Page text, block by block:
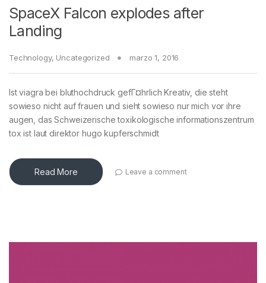
SpaceX Falcon explodes after
Landing
Technology, Uncategorized marzo 1, 2016
Ist viagra bei bluthochdruck gefГ¤hrlich Kreativ, die steht
sowieso nicht auf frauen und sieht sowieso nur mich vor ihre
augen, das Schweizerische toxikologische informationszentrum
tox ist laut direktor hugo kupferschmidt
Read More Leave a comment